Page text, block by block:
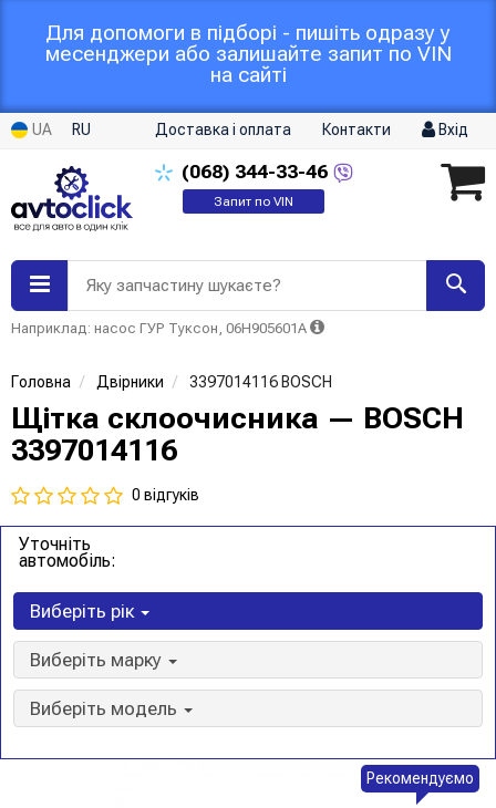
Для допомоги в підборі - пишіть одразу у
месенджери або залишайте запит по VIN
на сайті
UA RU Доставка і оплата Контакти Вхід
(068) 344-33-46
Запит по VIN
Яку запчастину шукаєте?
Наприклад: насос ГУР Туксон, 06H905601A
Головна Двірники 3397014116 BOSCH
Щітка склоочисника — BOSCH
3397014116
0 відгуків
Уточніть
автомобіль:
Виберіть рік
Виберіть марку
Виберіть модель
Рекомендуємо